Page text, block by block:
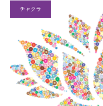
チャクラ